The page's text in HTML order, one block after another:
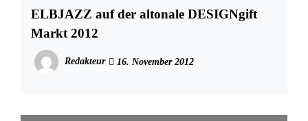
ELBJAZZ auf der altonale DESIGNgift
Markt 2012
Redakteur 16. November 2012